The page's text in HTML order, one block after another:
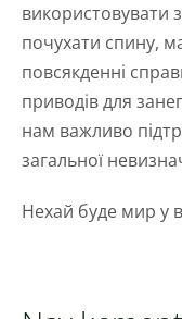
використовувати
почухати спину,
повсякденні
приводів для
нам важливо
загальної
Нехай буде мир у